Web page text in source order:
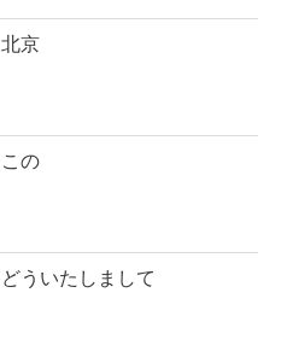
北京
この
どういたしまして